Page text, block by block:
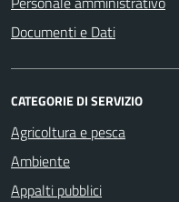
Documenti e Dati
CATEGORIE DI SERVIZIO
Agricoltura e pesca
Ambiente
Appalti pubblici